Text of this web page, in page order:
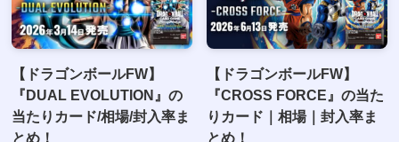
【ドラゴンボールFW】
『DUAL EVOLUTION』の
当たりカード/相場/封入率ま
とめ！
【ドラゴンボールFW】
『CROSS FORCE』の当た
りカード｜相場｜封入率ま
とめ！